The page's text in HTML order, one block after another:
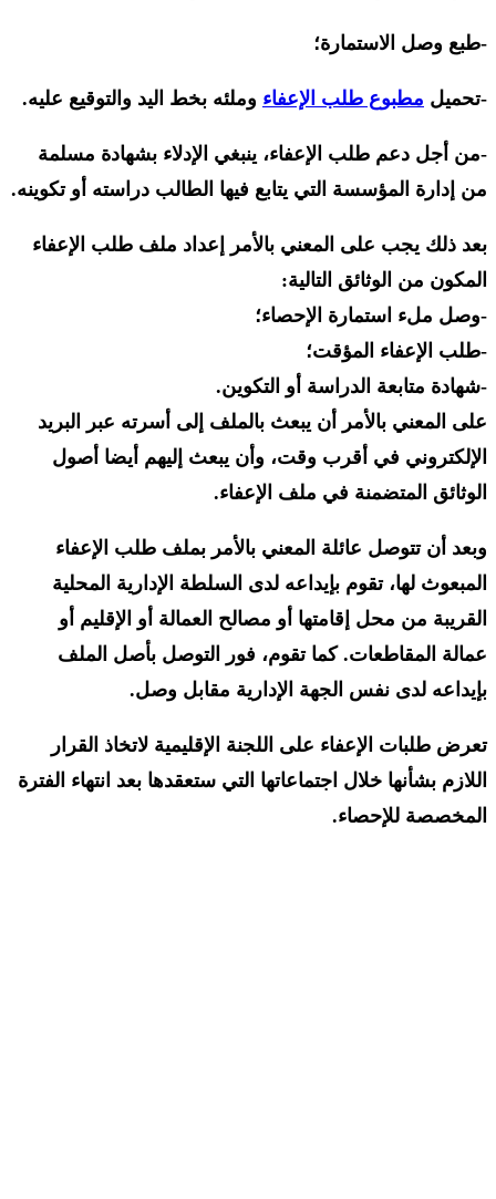
-طبع وصل الاستمارة؛
-تحميل مطبوع طلب الإعفاء وملئه بخط اليد والتوقيع عليه.
-من أجل دعم طلب الإعفاء، ينبغي الإدلاء بشهادة مسلمة
من إدارة المؤسسة التي يتابع فيها الطالب دراسته أو تكوينه.
بعد ذلك يجب على المعني بالأمر إعداد ملف طلب الإعفاء
المكون من الوثائق التالية:
-وصل ملء استمارة الإحصاء؛
-طلب الإعفاء المؤقت؛
-شهادة متابعة الدراسة أو التكوين.
على المعني بالأمر أن يبعث بالملف إلى أسرته عبر البريد
الإلكتروني في أقرب وقت، وأن يبعث إليهم أيضا أصول
الوثائق المتضمنة في ملف الإعفاء.
وبعد أن تتوصل عائلة المعني بالأمر بملف طلب الإعفاء
المبعوث لها، تقوم بإيداعه لدى السلطة الإدارية المحلية
القريبة من محل إقامتها أو مصالح العمالة أو الإقليم أو
عمالة المقاطعات. كما تقوم، فور التوصل بأصل الملف
بإيداعه لدى نفس الجهة الإدارية مقابل وصل.
تعرض طلبات الإعفاء على اللجنة الإقليمية لاتخاذ القرار
اللازم بشأنها خلال اجتماعاتها التي ستعقدها بعد انتهاء الفترة
المخصصة للإحصاء.